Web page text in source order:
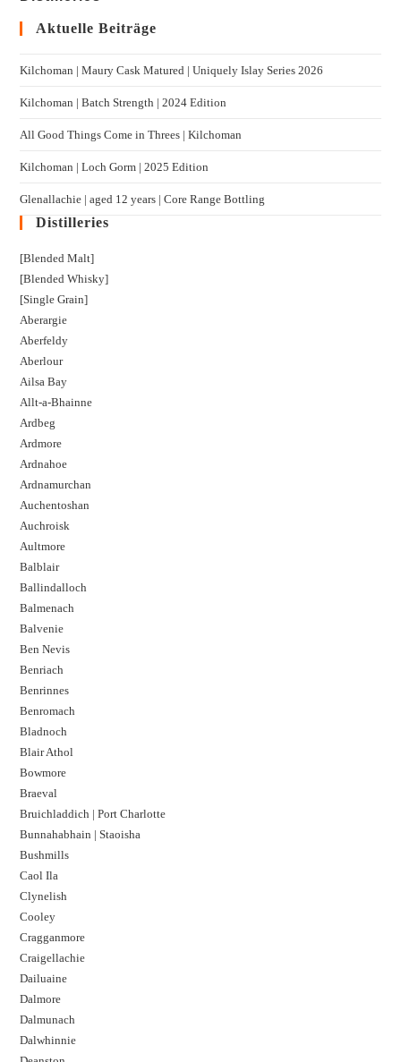
Aktuelle Beiträge
Kilchoman | Maury Cask Matured | Uniquely Islay Series 2026
Kilchoman | Batch Strength | 2024 Edition
All Good Things Come in Threes | Kilchoman
Kilchoman | Loch Gorm​ | 2025 Edition
Glenallachie | aged 12 years | Core Range Bottling
Distilleries
[Blended Malt]
[Blended Whisky]
[Single Grain]
Aberargie
Aberfeldy
Aberlour
Ailsa Bay
Allt-a-Bhainne
Ardbeg
Ardmore
Ardnahoe
Ardnamurchan
Auchentoshan
Auchroisk
Aultmore
Balblair
Ballindalloch
Balmenach
Balvenie
Ben Nevis
Benriach
Benrinnes
Benromach
Bladnoch
Blair Athol
Bowmore
Braeval
Bruichladdich | Port Charlotte
Bunnahabhain | Staoisha
Bushmills
Caol Ila
Clynelish
Cooley
Cragganmore
Craigellachie
Dailuaine
Dalmore​
Dalmunach
Dalwhinnie